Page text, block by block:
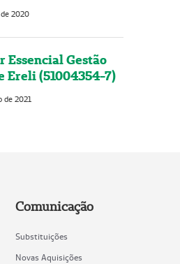
2020
Essencial Gestão
Ereli (51004354-7)
de 2021
Comunicação
Substituições
Novas Aquisições